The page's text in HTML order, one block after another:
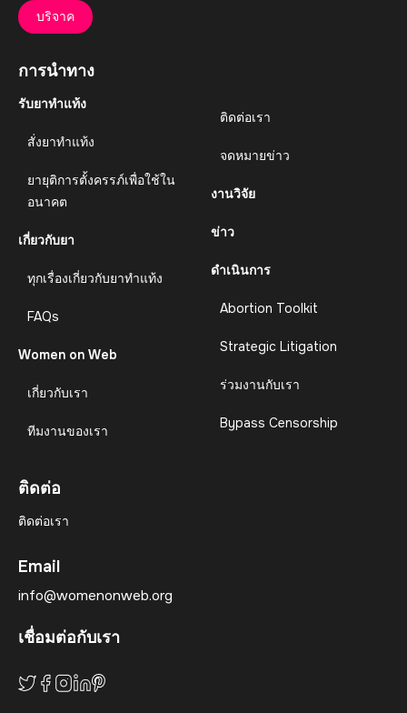
การนำทาง
รับยาทำแท้ง
สั่งยาทำแท้ง
ยายุติการตั้งครรภ์เพื่อใช้ใน
อนาคต
เกี่ยวกับยา
ทุกเรื่องเกี่ยวกับยาทำแท้ง
FAQs
Women on Web
เกี่ยวกับเรา
ทีมงานของเรา
ติดต่อเรา
จดหมายข่าว
งานวิจัย
ข่าว
ดำเนินการ
Abortion Toolkit
Strategic Litigation
ร่วมงานกับเรา
Bypass Censorship
ติดต่อ
ติดต่อเรา
Email
info@womenonweb.org
เชื่อมต่อกับเรา
บริจาค